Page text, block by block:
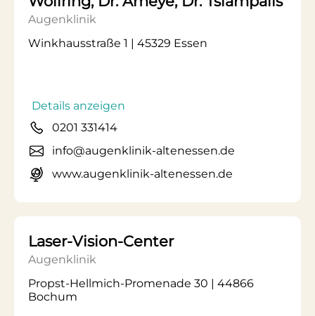
Augenklinik
Winkhausstraße 1 | 45329 Essen
Details anzeigen
0201 331414
info@augenklinik-altenessen.de
www.augenklinik-altenessen.de
Laser-Vision-Center
Augenklinik
Propst-Hellmich-Promenade 30 | 44866
Bochum